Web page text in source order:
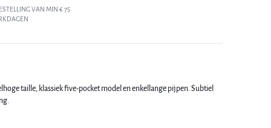
VAN MIN € 75
taille, klassiek five-pocket model en enkellange pijpen. Subtiel